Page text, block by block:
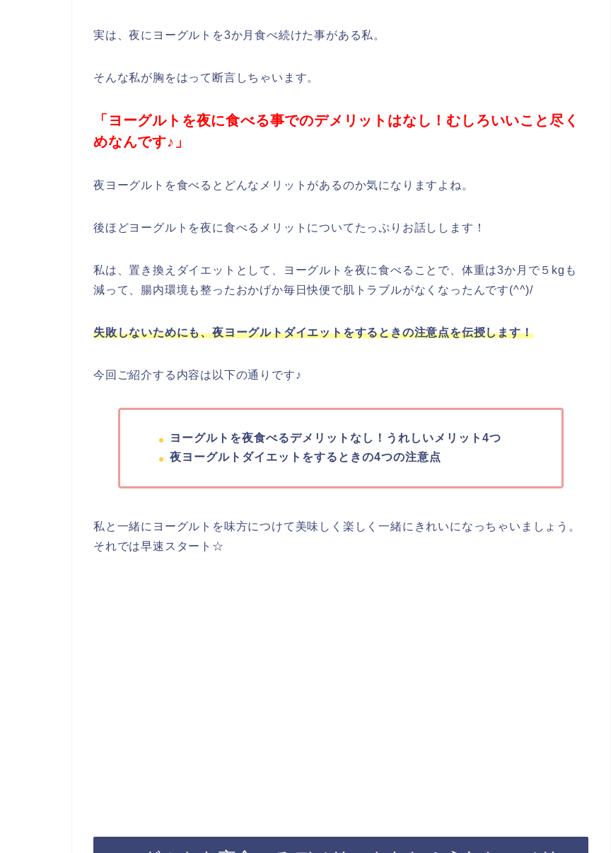
実は、夜にヨーグルトを3か月食べ続けた事がある私。
そんな私が胸をはって断言しちゃいます。
「ヨーグルトを夜に食べる事でのデメリットはなし！むしろいいこと尽く
めなんです♪」
夜ヨーグルトを食べるとどんなメリットがあるのか気になりますよね。
後ほどヨーグルトを夜に食べるメリットについてたっぷりお話しします！
私は、置き換えダイエットとして、ヨーグルトを夜に食べることで、体重は3か月で５kgも
減って、腸内環境も整ったおかげか毎日快便で肌トラブルがなくなったんです(^^)/
失敗しないためにも、夜ヨーグルトダイエットをするときの注意点を伝授します！
今回ご紹介する内容は以下の通りです♪
ヨーグルトを夜食べるデメリットなし！うれしいメリット4つ
夜ヨーグルトダイエットをするときの4つの注意点
私と一緒にヨーグルトを味方につけて美味しく楽しく一緒にきれいになっちゃいましょう。
それでは早速スタート☆